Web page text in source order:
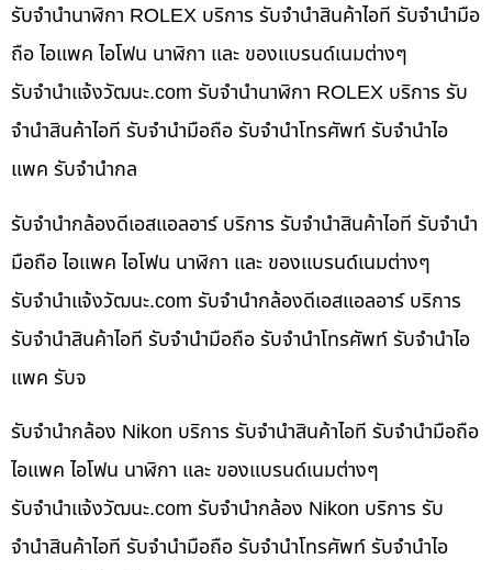
รับจำนำนาฬิกา ROLEX บริการ รับจำนำสินค้าไอที รับจำนำมือ
ถือ ไอแพค ไอโฟน นาฬิกา และ ของแบรนด์เนมต่างๆ
รับจํานําแจ้งวัฒนะ.com รับจำนำนาฬิกา ROLEX บริการ รับ
จำนำสินค้าไอที รับจำนำมือถือ รับจำนำโทรศัพท์ รับจำนำไอ
แพค รับจำนำกล
รับจำนำกล้องดีเอสแอลอาร์ บริการ รับจำนำสินค้าไอที รับจำนำ
มือถือ ไอแพค ไอโฟน นาฬิกา และ ของแบรนด์เนมต่างๆ
รับจํานําแจ้งวัฒนะ.com รับจำนำกล้องดีเอสแอลอาร์ บริการ
รับจำนำสินค้าไอที รับจำนำมือถือ รับจำนำโทรศัพท์ รับจำนำไอ
แพค รับจ
รับจำนำกล้อง Nikon บริการ รับจำนำสินค้าไอที รับจำนำมือถือ
ไอแพค ไอโฟน นาฬิกา และ ของแบรนด์เนมต่างๆ
รับจํานําแจ้งวัฒนะ.com รับจำนำกล้อง Nikon บริการ รับ
จำนำสินค้าไอที รับจำนำมือถือ รับจำนำโทรศัพท์ รับจำนำไอ